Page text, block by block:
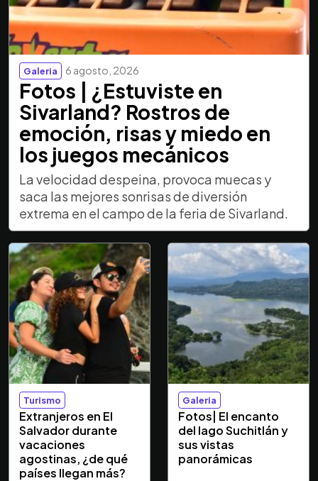
Galeria 6 agosto, 2026
Fotos | ¿Estuviste en
Sivarland? Rostros de
emoción, risas y miedo en
los juegos mecánicos
La velocidad despeina, provoca muecas y
saca las mejores sonrisas de diversión
extrema en el campo de la feria de Sivarland.
Turismo
Extranjeros en El
Salvador durante
vacaciones
agostinas, ¿de qué
países llegan más?
Galeria
Fotos| El encanto
del lago Suchitlán y
sus vistas
panorámicas